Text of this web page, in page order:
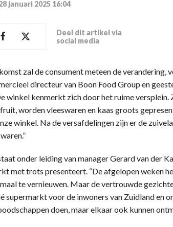
januari 2025 16:04
Deel dit artikel via
social media
zal de consument meteen de verandering,
directeur van Boon Food Group en
winkel kenmerkt zich door het ruime versplein.
worden vleeswaren en kaas groots
winkel. Na de versafdelingen zijn er de
onder leiding van manager Gerard van der
met trots presenteert. “De afgelopen weken
te vernieuwen. Maar de vertrouwde
supermarkt voor de inwoners van Zuidland en
doen, maar elkaar ook kunnen